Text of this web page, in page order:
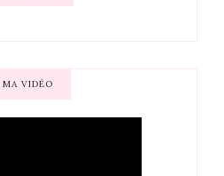
MA VIDÉO